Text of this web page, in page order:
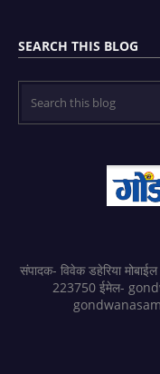
SEARCH THIS BLOG
संपादक- विवेक डहेरिया
223750 ईमेल-